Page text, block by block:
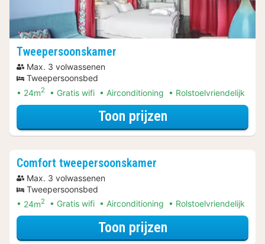
Tweepersoonskamer
Max. 3 volwassenen
Tweepersoonsbed
24m2 Gratis wifi Airconditioning Rolstoelvriendelijk
Toon prijzenvoor
Comfort tweepersoonskamer
Max. 3 volwassenen
Tweepersoonsbed
24m2 Gratis wifi Airconditioning Rolstoelvriendelijk
Toon prijzenvoor Comfort